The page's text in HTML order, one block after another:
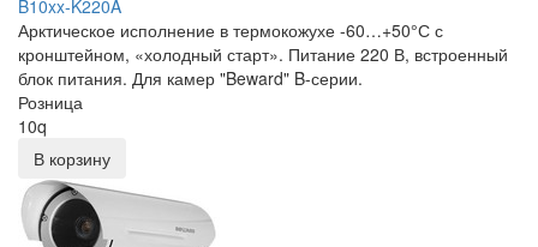
B10xx-K220A
Арктическое исполнение в термокожухе -60…+50°С с
кронштейном, «холодный старт». Питание 220 В, встроенный
блок питания. Для камер "Beward" B-серии.
Розница
10q
В корзину